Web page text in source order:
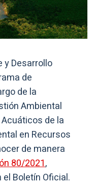
y Desarrollo
de
de la
Ambiental
de la
en Recursos
de manera
80/2021,
Boletín Oficial.